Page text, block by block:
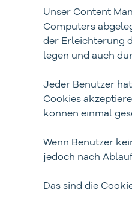
Unser Content
Computers
der Erleichterung
legen und auch
Jeder Benutzer
Cookies
können einmal
Wenn Benutzer
jedoch nach
Das sind die